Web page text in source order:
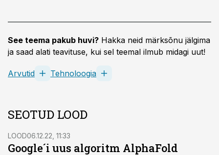
See teema pakub huvi? Hakka neid märksõnu jälgima
ja saad alati teavituse, kui sel teemal ilmub midagi uut!
Arvutid Tehnoloogia
SEOTUD LOOD
LOOD06.12.22, 11:33
Google´i uus algoritm AlphaFold